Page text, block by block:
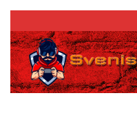
Zum
Inhalt
springen